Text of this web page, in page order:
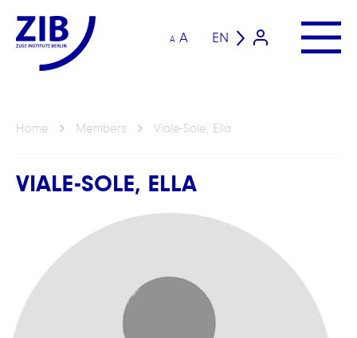
A A EN
Home Members Viale-Sole, Ella
VIALE-SOLE, ELLA